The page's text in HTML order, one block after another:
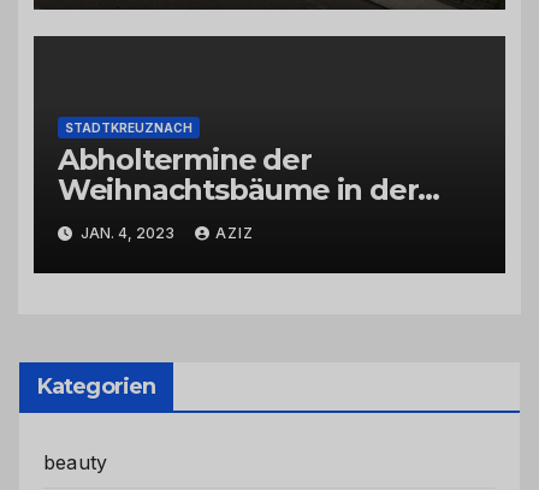
STADTKREUZNACH
Abholtermine der
Weihnachtsbäume in der
Kernstadt und in den
Stadtteilen
JAN. 4, 2023 AZIZ
Kategorien
beauty